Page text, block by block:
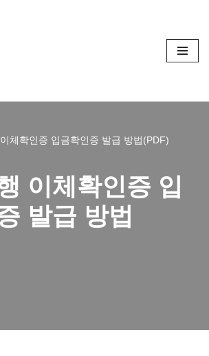
체확인증 입금확인증 발급 방법(PDF)
이체확인증 입
발급 방법